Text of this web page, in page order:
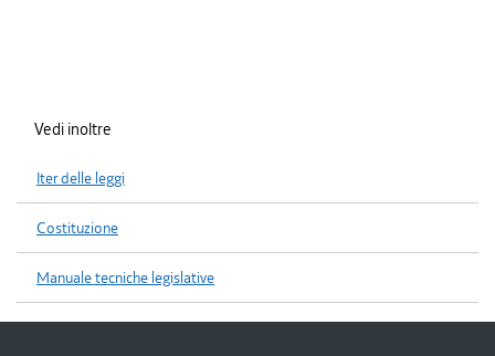
Vedi inoltre
Iter delle leggi
Costituzione
Manuale tecniche legislative